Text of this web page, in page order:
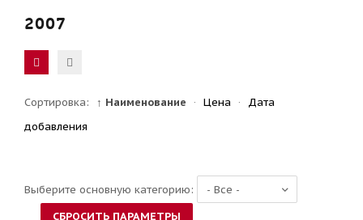
2007
Сортировка: ↑ Наименование · Цена ·
Дата
добавления
Выберите основную категорию: